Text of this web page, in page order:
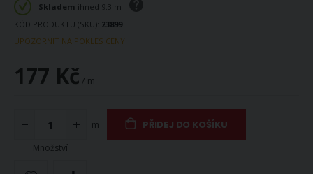
Skladem ihned 9.3 m
KÓD PRODUKTU (SKU) 23899
UPOZORNIT NA POKLES CENY
177 Kč / m
Množství
m PŘIDEJ DO KOŠÍKU